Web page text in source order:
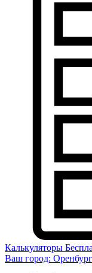
Калькуляторы
Ваш город: Оренбург